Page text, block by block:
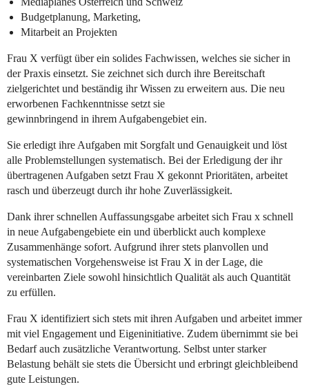
Budgetplanung, Marketing,
Mitarbeit an Projekten
Frau X verfügt über ein solides Fachwissen, welches sie sicher in
der Praxis einsetzt. Sie zeichnet sich durch ihre Bereitschaft
zielgerichtet und beständig ihr Wissen zu erweitern aus. Die neu
erworbenen Fachkenntnisse setzt sie
gewinnbringend in ihrem Aufgabengebiet ein.
Sie erledigt ihre Aufgaben mit Sorgfalt und Genauigkeit und löst
alle Problemstellungen systematisch. Bei der Erledigung der ihr
übertragenen Aufgaben setzt Frau X gekonnt Prioritäten, arbeitet
rasch und überzeugt durch ihr hohe Zuverlässigkeit.
Dank ihrer schnellen Auffassungsgabe arbeitet sich Frau x schnell
in neue Aufgabengebiete ein und überblickt auch komplexe
Zusammenhänge sofort. Aufgrund ihrer stets planvollen und
systematischen Vorgehensweise ist Frau X in der Lage, die
vereinbarten Ziele sowohl hinsichtlich Qualität als auch Quantität
zu erfüllen.
Frau X identifiziert sich stets mit ihren Aufgaben und arbeitet immer
mit viel Engagement und Eigeninitiative. Zudem übernimmt sie bei
Bedarf auch zusätzliche Verantwortung. Selbst unter starker
Belastung behält sie stets die Übersicht und erbringt gleichbleibend
gute Leistungen.